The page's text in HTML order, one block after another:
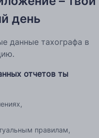
день
данные тахографа в
отчетов ты
правилам,